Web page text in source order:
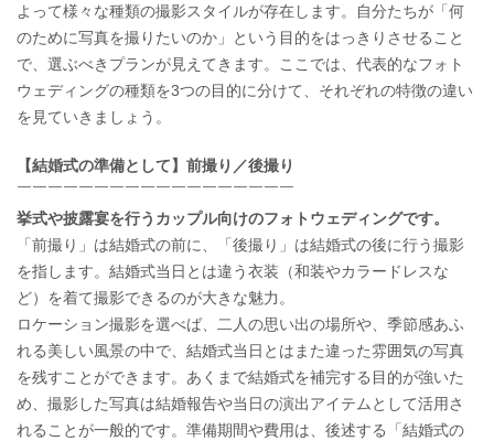
よって様々な種類の撮影スタイルが存在します。自分たちが「何
のために写真を撮りたいのか」という目的をはっきりさせること
で、選ぶべきプランが見えてきます。ここでは、代表的なフォト
ウェディングの種類を3つの目的に分けて、それぞれの特徴の違い
を見ていきましょう。
【結婚式の準備として】前撮り／後撮り
￣￣￣￣￣￣￣￣￣￣￣￣￣￣￣￣￣￣
挙式や披露宴を行うカップル向けのフォトウェディングです。
「前撮り」は結婚式の前に、「後撮り」は結婚式の後に行う撮影
を指します。結婚式当日とは違う衣装（和装やカラードレスな
ど）を着て撮影できるのが大きな魅力。
ロケーション撮影を選べば、二人の思い出の場所や、季節感あふ
れる美しい風景の中で、結婚式当日とはまた違った雰囲気の写真
を残すことができます。あくまで結婚式を補完する目的が強いた
め、撮影した写真は結婚報告や当日の演出アイテムとして活用さ
れることが一般的です。準備期間や費用は、後述する「結婚式の